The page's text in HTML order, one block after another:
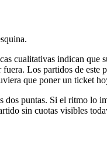
cualitativas indican
Los partidos de
que poner un ticket
puntas. Si el ritmo lo
sin cuotas visibles